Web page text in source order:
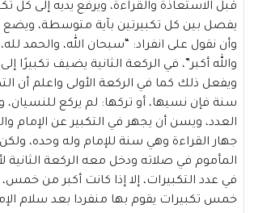
قبل الاستعاذة والقراءة، ويرفع يديه إلى كل
يفصل بين كل تكبيرتين بآية متوسطة،
وأن نقول على انفراد: “سبحان الله، والحمد لله،
والله أكبر”، في الركعة الثانية يضيف تكبيرًا إلى
ويفعل ذلك كما في الركعة الأولى واعلم أن
سنة فإن نسيها، أو تركها: لم يركع
العدد، ويسن أن يجهر في التكبير عن الإمام
جهار القراءة وهي سنة للإمام وله وحده،
المأموم في صلاته ودخل معه الركعة الثانية
في عدد التكبيرات، إلا إذا كانت أكبر من
خمس تكبيرات يقوم بها منفردا بعد سلام